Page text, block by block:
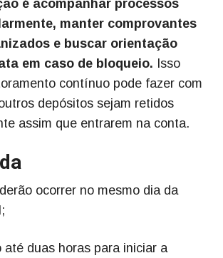
é acompanhar processos
manter comprovantes
e buscar orientação
em caso de bloqueio. Isso
contínuo pode fazer com
depósitos sejam retidos
assim que entrarem na conta.
ocorrer no mesmo dia da
duas horas para iniciar a